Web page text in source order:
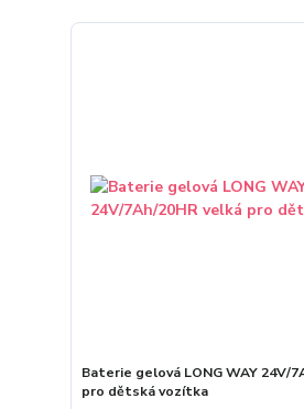
Baterie gelová LONG WAY 24V/
pro dětská vozítka